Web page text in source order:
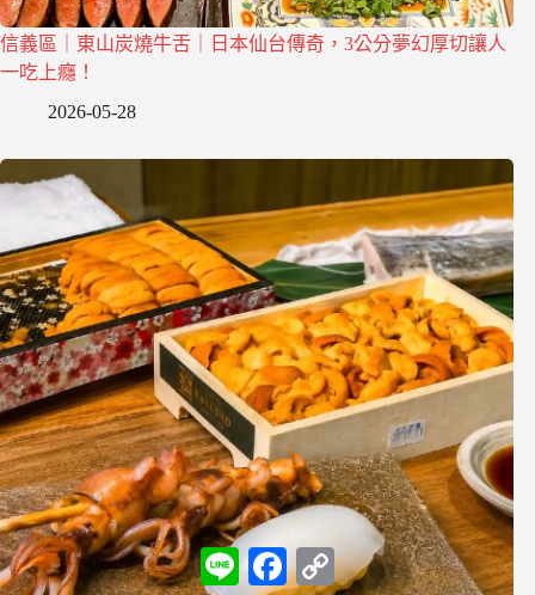
信義區｜東山炭燒牛舌｜日本仙台傳奇，3公分夢幻厚切讓人
一吃上癮！
2026-05-28
L
F
a
C
o